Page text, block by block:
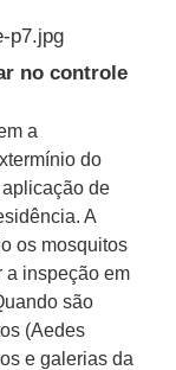
no controle
a
do
de
A
os mosquitos
a inspeção em
são
(Aedes
e galerias da